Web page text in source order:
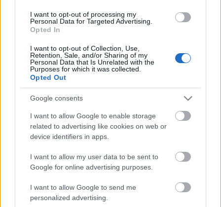
I want to opt-out of processing my
Personal Data for Targeted Advertising.
Opted In
I want to opt-out of Collection, Use,
Retention, Sale, and/or Sharing of my
Personal Data that Is Unrelated with the
Purposes for which it was collected.
Opted Out
Google consents
I want to allow Google to enable storage
related to advertising like cookies on web or
device identifiers in apps.
I want to allow my user data to be sent to
Google for online advertising purposes.
I want to allow Google to send me
personalized advertising.
TáncPark - Nyáresti táncélmény
élőben
mtothorsi•2020. június 24.
Flamenco, tangó, kortárs és hagyományőrző magyar
táncok júliusban Buda legnagyobb, ikonikus
rendezvényhelyszínén, a Millenárison.